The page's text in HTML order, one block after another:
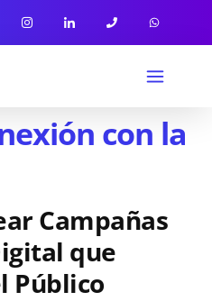
con la
Campañas
que
Público